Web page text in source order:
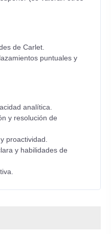
de Carlet.
puntuales y
analítica.
y resolución de
proactividad.
y habilidades de